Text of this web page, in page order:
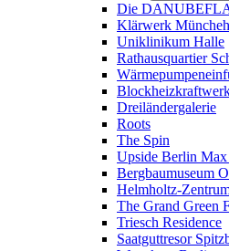
Die
Klärwerk
Uniklinikum Halle
Rathausquartier
Dreiländergalerie
Roots
The Spin
Upside Berlin
Bergbaumuseum
Helmholtz-
The Grand Green
Triesch Residence
Saatguttresor